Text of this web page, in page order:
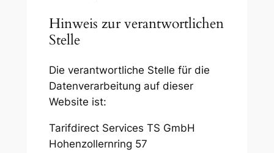
Hinweis zur verantwortlichen
Stelle
Die verantwortliche Stelle für die
Datenverarbeitung auf dieser
Website ist:
Tarifdirect Services TS GmbH
Hohenzollernring 57